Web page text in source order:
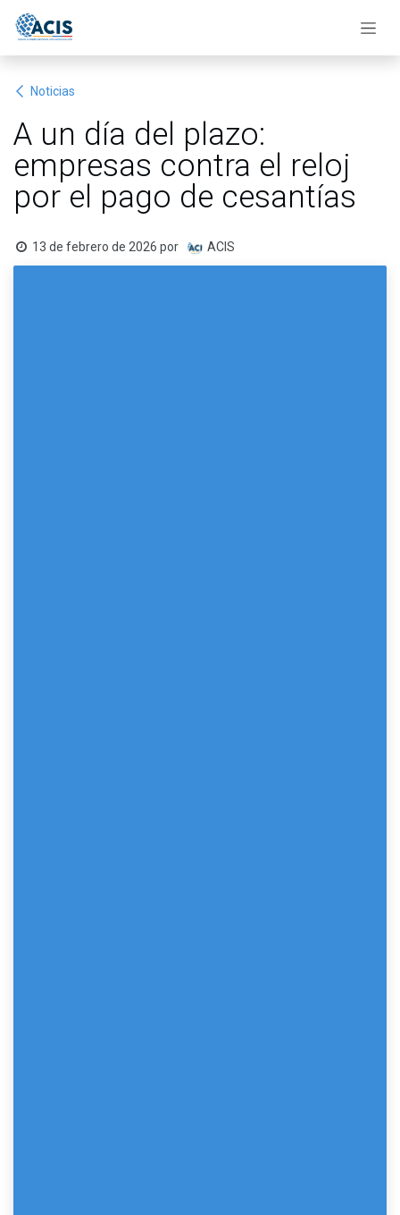
Noticias
A un día del plazo:
empresas contra el reloj
por el pago de cesantías
13 de febrero de 2026 por ACIS